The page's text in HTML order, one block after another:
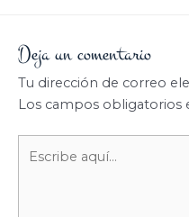
Deja un comentario
Tu dirección de correo
Los campos obligatorios
aquí...